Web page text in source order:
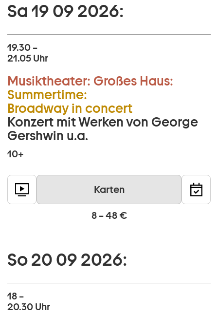
Sa 19 09 2026:
19.30 –
21.05 Uhr
Musiktheater: Großes Haus:
Summertime:
Broadway in concert
Konzert mit Werken von George
Gershwin u.a.
10+
Karten
8 – 48 €
So 20 09 2026:
18 –
20.30 Uhr